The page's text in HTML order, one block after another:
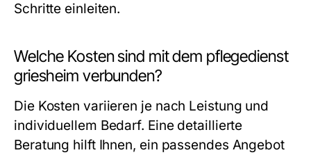
Schritte einleiten.
Welche Kosten sind mit dem pflegedienst
griesheim verbunden?
Die Kosten variieren je nach Leistung und
individuellem Bedarf. Eine detaillierte
Beratung hilft Ihnen, ein passendes Angebot